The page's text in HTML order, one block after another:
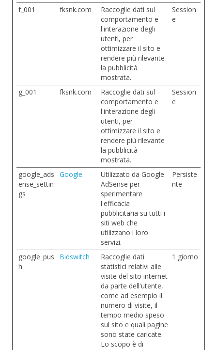
f_001 fksnk.com
Raccoglie dati sul
comportamento e
l'interazione degli
utenti, per
ottimizzare il sito e
rendere più rilevante
la pubblicità
mostrata.
Session
e
g_001 fksnk.com
Raccoglie dati sul
comportamento e
l'interazione degli
utenti, per
ottimizzare il sito e
rendere più rilevante
la pubblicità
mostrata.
Session
e
google_ads
ense_settin
gs
Google
Utilizzato da Google
AdSense per
sperimentare
l'efficacia
pubblicitaria su tutti i
siti web che
utilizzano i loro
servizi.
Persiste
nte
google_pus
h
Bidswitch
Raccoglie dati
statistici relativi alle
visite del sito internet
da parte dell'utente,
come ad esempio il
numero di visite, il
tempo medio speso
sul sito e quali pagine
sono state caricate.
Lo scopo è di
1 giorno